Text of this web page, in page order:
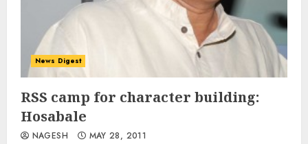
News Digest
RSS camp for character building:
Hosabale
NAGESH MAY 28, 2011